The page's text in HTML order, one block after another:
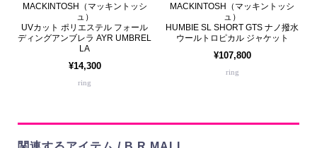
MACKINTOSH（マッキントッシ
ュ）
UVカット ポリエステル フォール
ディングアンブレラ AYR UMBREL
LA
¥14,300
ring
MACKINTOSH（マッキントッシ
ュ）
HUMBIE SL SHORT GTS ナノ撥水
ウールトロピカル ジャケット
¥107,800
ring